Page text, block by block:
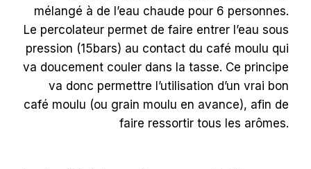
mélangé à de l’eau chaude pour 6 personnes.
Le percolateur permet de faire entrer l’eau sous
pression (15bars) au contact du café moulu qui
va doucement couler dans la tasse. Ce principe
va donc permettre l’utilisation d’un vrai bon
café moulu (ou grain moulu en avance), afin de
faire ressortir tous les arômes.